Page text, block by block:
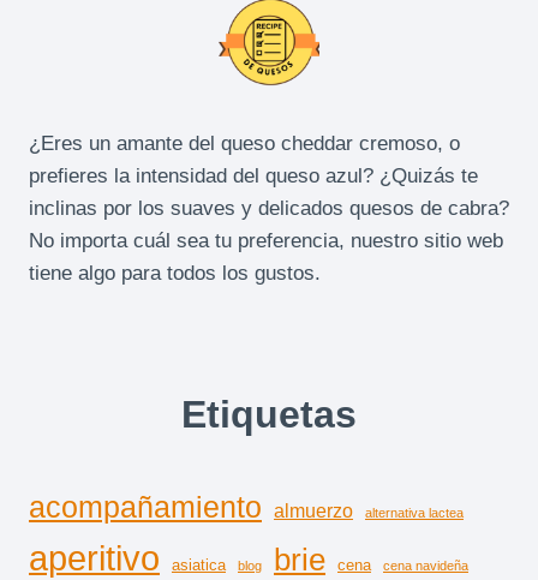
¿Eres un amante del queso cheddar cremoso, o
prefieres la intensidad del queso azul? ¿Quizás te
inclinas por los suaves y delicados quesos de cabra?
No importa cuál sea tu preferencia, nuestro sitio web
tiene algo para todos los gustos.
Etiquetas
acompañamiento almuerzo alternativa lactea
aperitivo asiatica blog brie cena cena navideña